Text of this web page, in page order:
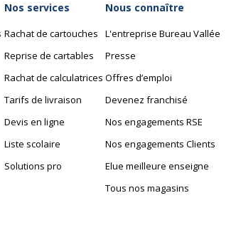
Nos services
Rachat de cartouches
Reprise de cartables
Rachat de calculatrices
Tarifs de livraison
Devis en ligne
Liste scolaire
Solutions pro
Nous connaître
L'entreprise Bureau Vallée
Presse
Offres d’emploi
Devenez franchisé
Nos engagements RSE
Nos engagements Clients
Elue meilleure enseigne
Tous nos magasins